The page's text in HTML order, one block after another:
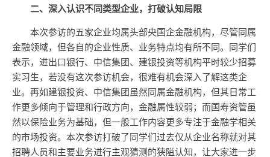
二、 深入认识不同类型企业，打破认知局限
本次参访的五家企业均属头部央国企金融机构，尽管同属
金融领域，但各自的企业性质、业务特点均有所不同。同学们
表示，进出口银行、中信集团、建银投资等机构平时较少招募
实习生，若没有这次参访机会，很难有机会深入了解这类企
业。再如建银投资、中信集团虽然同属金融机构，但其日常工
作更多倾向于管理和行政方向，金融属性较弱；而国寿资管虽
然以保险业务为基础，但一般工作内容更多专注于金融学相关
的市场投资。本次参访打破了同学们过去仅从企业名称就对其
招聘人员和主要业务进行主观猜测的狭隘认知，让大家进一步